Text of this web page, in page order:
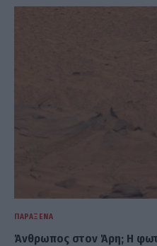
ΠΑΡΆΞΕΝΑ
Άνθρωπος στον Άρη; Η